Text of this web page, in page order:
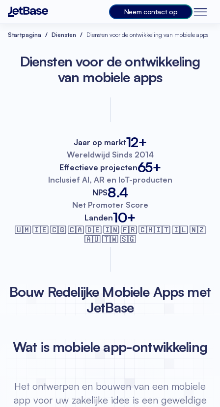
Neem contact op
Startpagina Diensten Diensten voor de ontwikkeling van mobiele apps
Diensten voor de ontwikkeling
van mobiele apps
Jaar op markt12+
Wereldwijd Sinds 2014
Effectieve projecten65+
Inclusief AI, AR en IoT-producten
NPS8.4
Net Promoter Score
Landen10+
🇺🇲 🇮🇪 🇨🇬 🇨🇦 🇩🇪 🇮🇳 🇫🇷🇨🇭🇮🇹 🇮🇱 🇳🇿
🇦🇺 🇹🇼 🇸🇬
Bouw Redelijke Mobiele Apps met
JetBase
Wat is mobiele app-ontwikkeling
Het ontwerpen en bouwen van een mobiele
app voor uw zakelijke idee is een geweldige